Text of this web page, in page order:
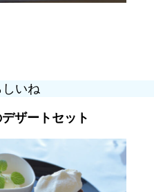
いね
ザートセット